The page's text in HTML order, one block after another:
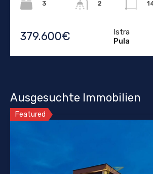
3 2
379.600€
Istra
Pula
Ausgesuchte Immobilien
Featured